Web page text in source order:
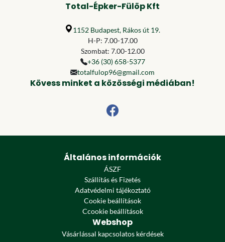
Total-Épker-Fülöp Kft
1152 Budapest, Rákos út 19.
H-P: 7.00-17.00
Szombat: 7.00-12.00
+36 (30) 658-5377
totalfulop96@gmail.com
Kövess minket a közösségi médiában!
Általános információk
ÁSZF
Szállítás és Fizetés
Adatvédelmi tájékoztató
Cookie beállítások
Ccookie beállítások
Webshop
Vásárlással kapcsolatos kérdések